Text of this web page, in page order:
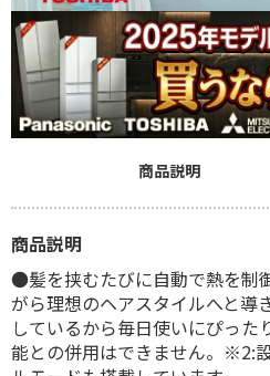
商品説明
商品説明
●髪を挟むたびに自動で熱を制
がら理想のヘアスタイルへと
しているから毎日使いにぴっ
能との併用はできません。※2: